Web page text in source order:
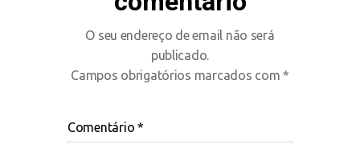
O seu endereço de email não será
publicado.
Campos obrigatórios marcados com*
Comentário*